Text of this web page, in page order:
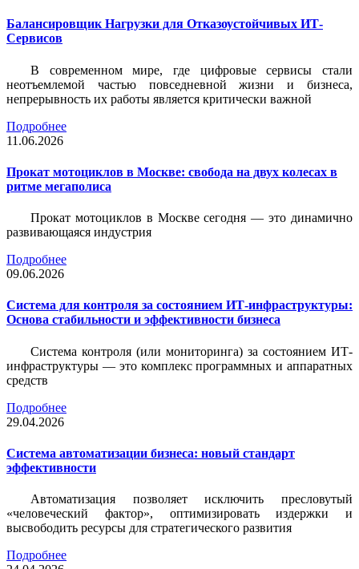
Балансировщик Нагрузки для Отказоустойчивых ИТ-
Сервисов
В современном мире, где цифровые сервисы стали
неотъемлемой частью повседневной жизни и бизнеса,
непрерывность их работы является критически важной
Подробнее
11.06.2026
Прокат мотоциклов в Москве: свобода на двух колесах в
ритме мегаполиса
Прокат мотоциклов в Москве сегодня — это динамично
развивающаяся индустрия
Подробнее
09.06.2026
Система для контроля за состоянием ИТ-инфраструктуры:
Основа стабильности и эффективности бизнеса
Система контроля (или мониторинга) за состоянием ИТ-
инфраструктуры — это комплекс программных и аппаратных
средств
Подробнее
29.04.2026
Система автоматизации бизнеса: новый стандарт
эффективности
Автоматизация позволяет исключить пресловутый
«человеческий фактор», оптимизировать издержки и
высвободить ресурсы для стратегического развития
Подробнее